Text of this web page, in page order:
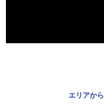
エリアから